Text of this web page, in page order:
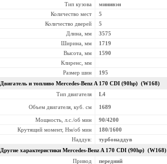
Тип кузова
минивэн
Количество мест
5
Количество дверей
5
Длина, мм
3575
Ширина, мм
1719
Высота, мм
1590
Клиренс, мм
Размер шин
195
Двигатель и топливо Mercedes-Benz A 170 CDI (90hp) (W168)
Тип двигателя
L4
Объем двигателя, куб. см 1689
Мощность, л.с./об мин
90/4200
Крутящий момент, Нм/об мин
180/1600
Наддув:
турбонаддув
Другие характеристики Mercedes-Benz A 170 CDI (90hp) (W168)
Привод
передний